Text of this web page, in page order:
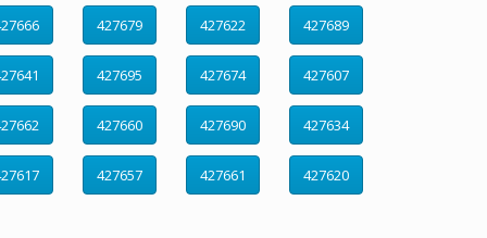
427679 427622 427689
427695 427674 427607
427660 427690 427634
427657 427661 427620